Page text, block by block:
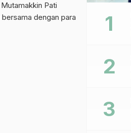
Pati
dengan para